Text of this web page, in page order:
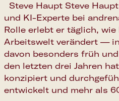
Steve Haupt Steve
und KI-Experte bei
Rolle erlebt er täglich,
Arbeitswelt verändert —
davon besonders früh
den letzten drei Jahren
konzipiert und
entwickelt und mehr als